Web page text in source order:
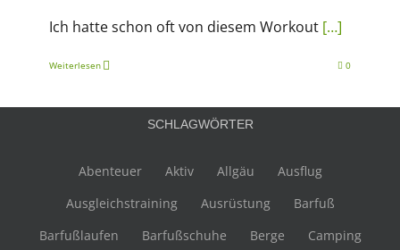
Ich hatte schon oft von diesem Workout […]
Weiterlesen 0
SCHLAGWÖRTER
Abenteuer Aktiv Allgäu
Ausflug
Ausgleichstraining
Ausrüstung
Barfuß
Barfußlaufen
Barfußschuhe Berge
Camping